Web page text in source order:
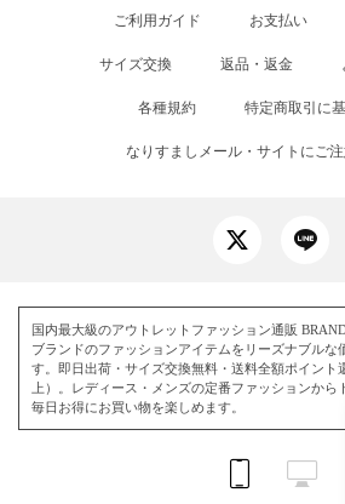
ご利用ガイド お支払い
サイズ交換 返品・返金
各種規約 特定商取引に
なりすましメール・サイトにご
国内最大級のアウトレットファッション通販
ブランドのファッションアイテムをリーズナブルな
す。即日出荷・サイズ交換無料・送料全額ポイント
上）。レディース・メンズの定番ファッションから
毎日お得にお買い物を楽しめます。